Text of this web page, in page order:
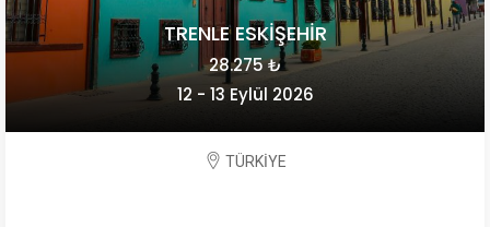
TRENLE ESKİŞEHİR
28.275 ₺
12 - 13 Eylül 2026
TÜRKİYE